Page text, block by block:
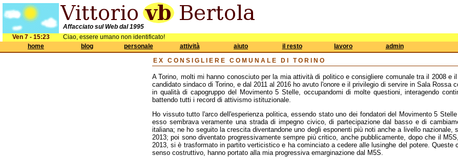
Affacciato sul Web dal 1995
Ven 7 - 15:23
Ciao, essere umano non identificato!
home
blog personale attività aiuto il resto lavoro
admin
EX CONSIGLIERE COMUNALE DI TORINO
A Torino, molti mi hanno conosciuto per la mia attività di politico e consigliere comunale tra il 2008 e
candidato sindaco di Torino, e dal 2011 al 2016 ho avuto l'onore e il privilegio di servire in Sala Rossa
in qualità di capogruppo del Movimento 5 Stelle, occupandomi di molte questioni, interagendo
battendo tutti i record di attivismo istituzionale.
Ho vissuto tutto l'arco dell'esperienza politica, essendo stato uno dei fondatori del Movimento 5
esso sembrava veramente una strada di impegno civico, di partecipazione dal basso e di
italiana; ne ho seguito la crescita diventandone uno degli esponenti più noti anche a livello nazionale,
2013; poi sono diventato progressivamente sempre più critico, anche pubblicamente, dopo che il
2013, si è trasformato in partito verticistico e ha cominciato a cedere alle lusinghe del potere. Queste
senso costruttivo, hanno portato alla mia progressiva emarginazione dal M5S.